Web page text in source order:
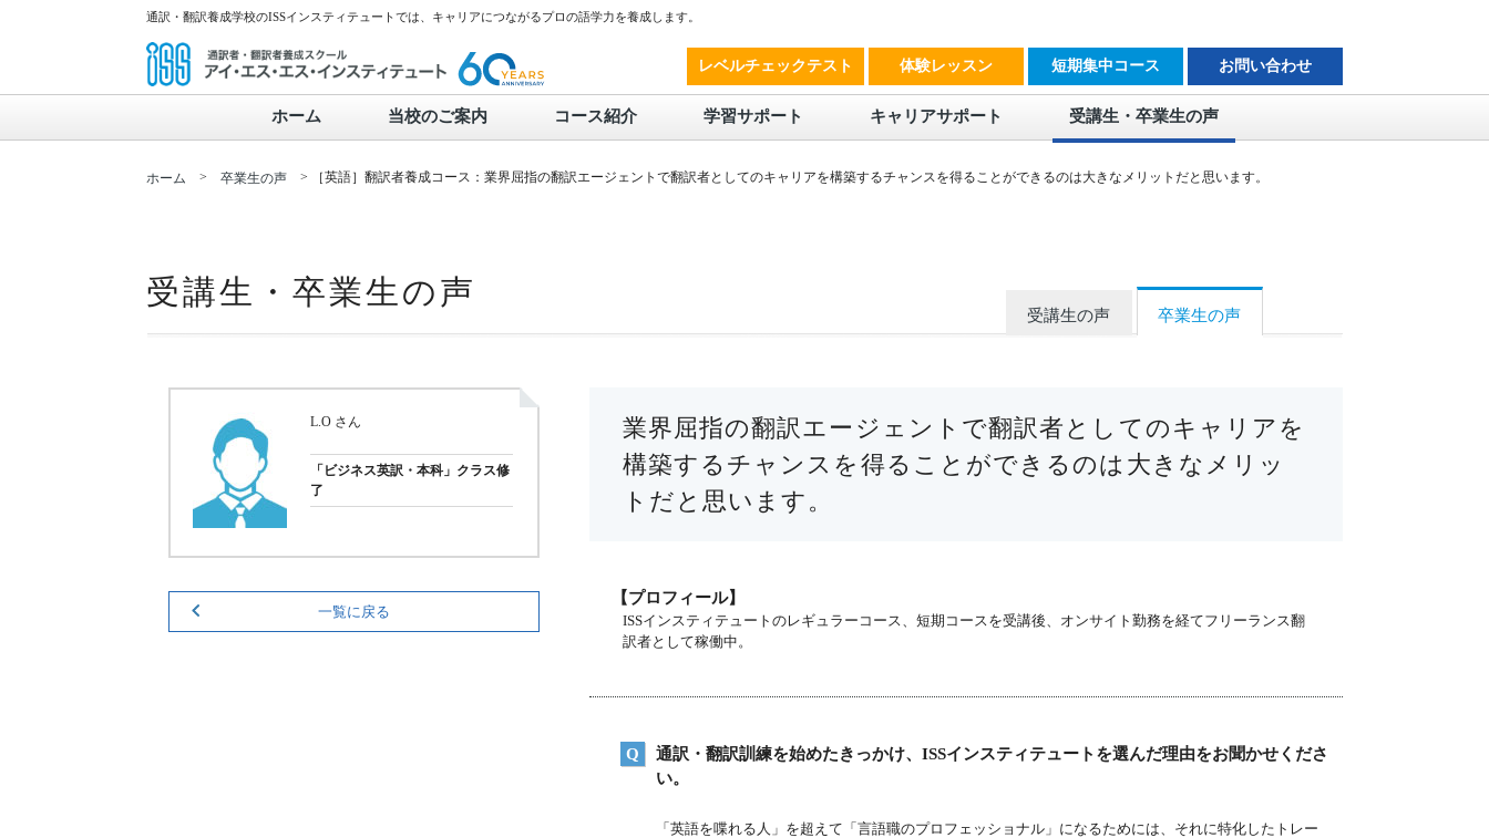
通訳・翻訳養成学校のISSインスティテュートでは、キャリアにつながるプロの語学力を養成します。
レベルチェックテスト 体験レッスン 短期集中コース お問い合わせ
ホーム 当校のご案内 コース紹介 学習サポート キャリアサポート 受講生・卒業生の声
ホーム > 卒業生の声 > ［英語］翻訳者養成コース：業界屈指の翻訳エージェントで翻訳者としてのキャリアを構築するチャンスを得ることができるのは大きなメリットだと思います。
受講生・卒業生の声
受講生の声 卒業生の声
L.O さん
「ビジネス英訳・本科」クラス修
了
一覧に戻る
業界屈指の翻訳エージェントで翻訳者としてのキャリアを
構築するチャンスを得ることができるのは大きなメリッ
トだと思います。
【プロフィール】
ISSインスティテュートのレギュラーコース、短期コースを受講後、オンサイト勤務を経てフリーランス翻
訳者として稼働中。
通訳・翻訳訓練を始めたきっかけ、ISSインスティテュートを選んだ理由をお聞かせくださ
い。
「英語を喋れる人」を超えて「言語職のプロフェッショナル」になるためには、それに特化したトレー